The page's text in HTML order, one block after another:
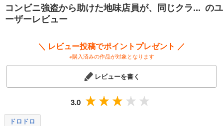
コンビニ強盗から助けた地味店員が、同じクラ... のユ
ーザーレビュー
＼ レビュー投稿でポイントプレゼント ／
※購入済みの作品が対象となります
レビューを書く
3.0
ドロドロ